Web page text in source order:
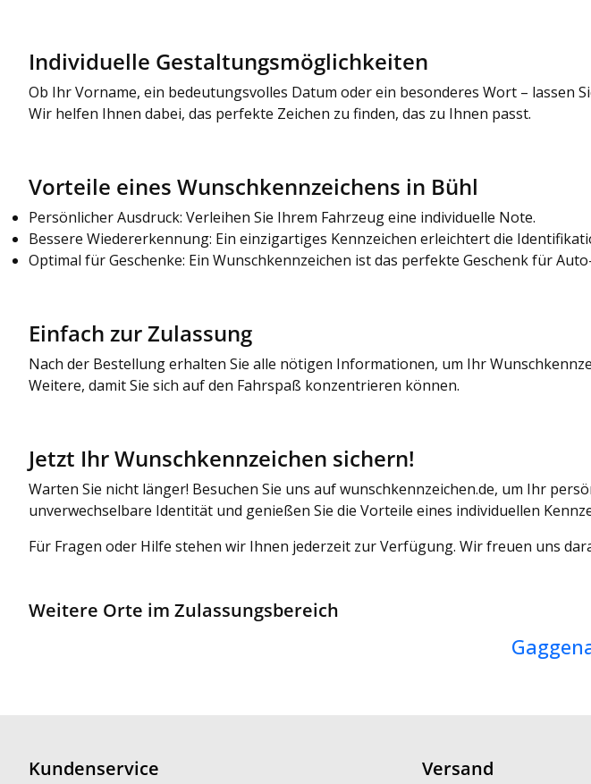
Individuelle Gestaltungsmöglichkeiten
Ob Ihr Vorname, ein bedeutungsvolles Datum oder ein besonderes Wort – lassen
Wir helfen Ihnen dabei, das perfekte Zeichen zu finden, das zu Ihnen passt.
Vorteile eines Wunschkennzeichens in Bühl
Persönlicher Ausdruck: Verleihen Sie Ihrem Fahrzeug eine individuelle Note.
Bessere Wiedererkennung: Ein einzigartiges Kennzeichen erleichtert die
Optimal für Geschenke: Ein Wunschkennzeichen ist das perfekte Geschenk für
Einfach zur Zulassung
Nach der Bestellung erhalten Sie alle nötigen Informationen, um Ihr
Weitere, damit Sie sich auf den Fahrspaß konzentrieren können.
Jetzt Ihr Wunschkennzeichen sichern!
Warten Sie nicht länger! Besuchen Sie uns auf wunschkennzeichen.de, um Ihr
unverwechselbare Identität und genießen Sie die Vorteile eines individuellen
Für Fragen oder Hilfe stehen wir Ihnen jederzeit zur Verfügung. Wir freuen uns
Weitere Orte im Zulassungsbereich
Kundenservice Versand